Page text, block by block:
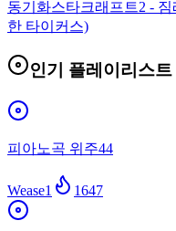
동기화스타크래프트2 -
한 타이커스)
인기 플레이리스트
피아노곡 위주44
Wease1 1647